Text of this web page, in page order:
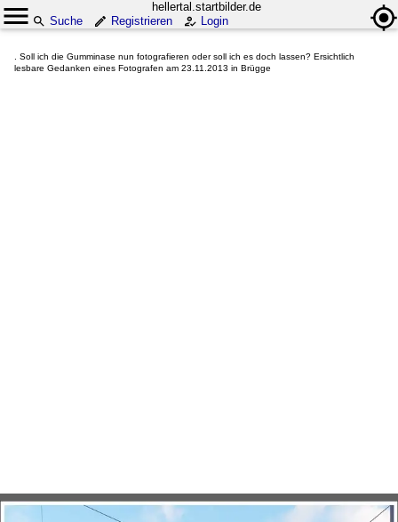
hellertal.startbilder.de
Suche
Registrieren Login
. Soll ich die Gumminase nun fotografieren oder soll ich es doch lassen? Ersichtlich
lesbare Gedanken eines Fotografen am 23.11.2013 in Brügge